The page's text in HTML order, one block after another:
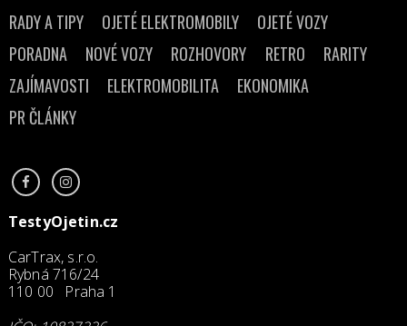
RADY A TIPY OJETÉ ELEKTROMOBILY
OJETÉ VOZY
PORADNA
NOVÉ VOZY ROZHOVORY RETRO
RARITY
ZAJÍMAVOSTI
ELEKTROMOBILITA
EKONOMIKA
PR ČLÁNKY
TestyOjetin.cz
CarTrax, s.r.o.
Rybná 716/24
110 00 Praha 1